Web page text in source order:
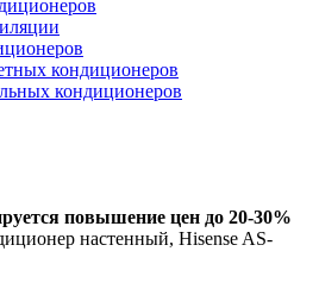
кондиционеров
кондиционеров
повышение цен до 20-30%
настенный, Hisense AS-